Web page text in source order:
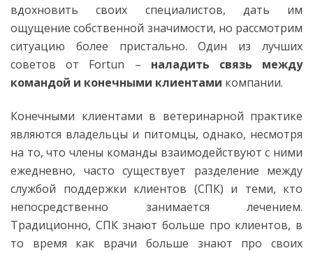
вдохновить своих специалистов, дать им
ощущение собственной значимости, но рассмотрим
ситуацию более пристально. Один из лучших
советов от Fortun – наладить связь между
командой и конечными клиентами компании.
Конечными клиентами в ветеринарной практике
являются владельцы и питомцы, однако, несмотря
на то, что члены команды взаимодействуют с ними
ежедневно, часто существует разделение между
службой поддержки клиентов (СПК) и теми, кто
непосредственно занимается лечением.
Традиционно, СПК знают больше про клиентов, в
то время как врачи больше знают про своих